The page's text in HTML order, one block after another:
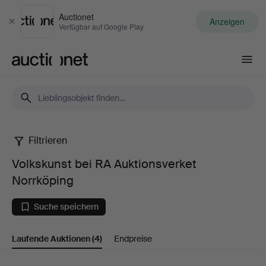
Schließen
Auctionet
Verfügbar auf Google Play Anzeigen
Volkskunst
bei
RA
Auktionsverket
Filtrieren
Volkskunst bei RA Auktionsverket
Norrköping
Suche speichern
Laufende Auktionen(4) Endpreise